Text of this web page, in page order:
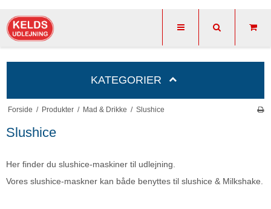
KATEGORIER
Forside / Produkter / Mad & Drikke / Slushice
Slushice
Her finder du slushice-maskiner til udlejning.
Vores slushice-maskner kan både benyttes til slushice & Milkshake.